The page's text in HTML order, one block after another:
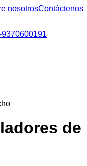
nosotrosContáctenos
9370600191
de